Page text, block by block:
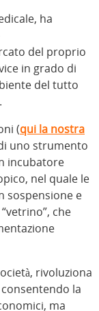
ha
del proprio
in grado di
del tutto
(qui la nostra
uno strumento
incubatore
nel quale le
sospensione e
che
rivoluziona
la
ma